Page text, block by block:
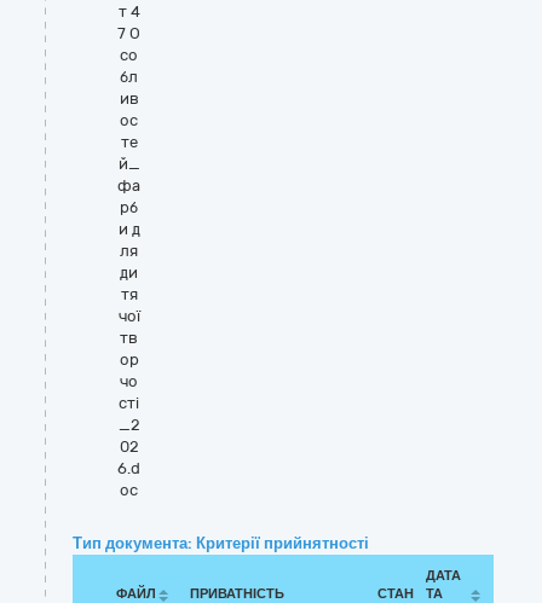
т 4
7 О
со
бл
ив
ос
те
й_
фа
рб
и д
ля
ди
тя
чої
тв
ор
чо
сті
_2
02
6.d
oc
Тип документа: Критерії прийнятності
ФАЙЛ ПРИВАТНІСТЬ СТАН
ДАТА
ТА